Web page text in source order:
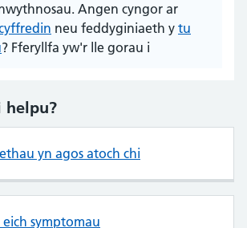
Angen cyngor ar
neu feddyginiaeth y tu
? Fferyllfa yw'r lle gorau i
helpu?
yn agos atoch chi
symptomau